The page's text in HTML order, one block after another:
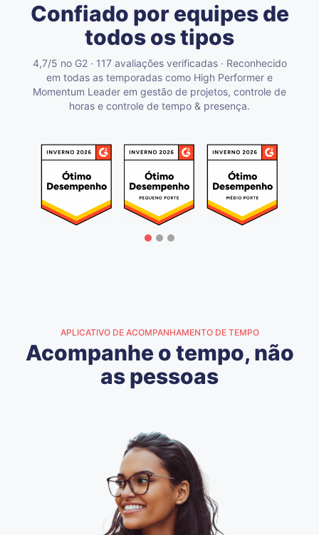
Confiado por equipes de
todos os tipos
4,7/5 no G2 · 117 avaliações verificadas · Reconhecido
em todas as temporadas como High Performer e
Momentum Leader em gestão de projetos, controle de
horas e controle de tempo & presença.
APLICATIVO DE ACOMPANHAMENTO DE TEMPO
Acompanhe o tempo, não
as pessoas